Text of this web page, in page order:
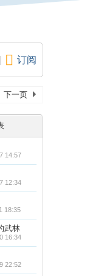
订阅
下一页
14:57
12:34
18:35
武林
16:34
22:52